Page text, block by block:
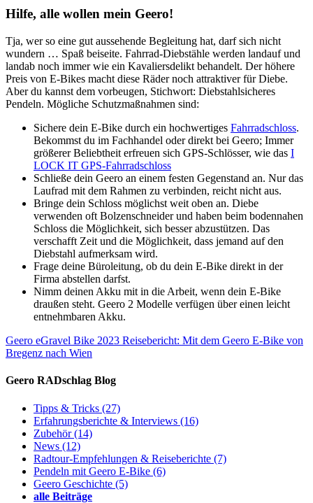
Hilfe, alle wollen mein Geero!
Tja, wer so eine gut aussehende Begleitung hat, darf sich nicht
wundern … Spaß beiseite. Fahrrad-Diebstähle werden landauf und
landab noch immer wie ein Kavaliersdelikt behandelt. Der höhere
Preis von E-Bikes macht diese Räder noch attraktiver für Diebe.
Aber du kannst dem vorbeugen, Stichwort: Diebstahlsicheres
Pendeln. Mögliche Schutzmaßnahmen sind:
Sichere dein E-Bike durch ein hochwertiges Fahrradschloss.
Bekommst du im Fachhandel oder direkt bei Geero; Immer
größerer Beliebtheit erfreuen sich GPS-Schlösser, wie das I
LOCK IT GPS-Fahrradschloss
Schließe dein Geero an einem festen Gegenstand an. Nur das
Laufrad mit dem Rahmen zu verbinden, reicht nicht aus.
Bringe dein Schloss möglichst weit oben an. Diebe
verwenden oft Bolzenschneider und haben beim bodennahen
Schloss die Möglichkeit, sich besser abzustützen. Das
verschafft Zeit und die Möglichkeit, dass jemand auf den
Diebstahl aufmerksam wird.
Frage deine Büroleitung, ob du dein E-Bike direkt in der
Firma abstellen darfst.
Nimm deinen Akku mit in die Arbeit, wenn dein E-Bike
draußen steht. Geero 2 Modelle verfügen über einen leicht
entnehmbaren Akku.
Geero eGravel Bike 2023 Reisebericht: Mit dem Geero E-Bike von
Bregenz nach Wien
Geero RADschlag Blog
Tipps & Tricks (27)
Erfahrungsberichte & Interviews (16)
Zubehör(14)
News (12)
Radtour-Empfehlungen & Reiseberichte (7)
Pendeln mit Geero E-Bike (6)
Geero Geschichte (5)
alle Beiträge